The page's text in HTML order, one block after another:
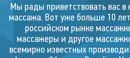
Массажное кресло
FALCON SV
2 200 000 руб.
Мы рады приветствовать вас
массажа. Вот уже больше 10
российском рынке
массажеры и другое
всемирно известных